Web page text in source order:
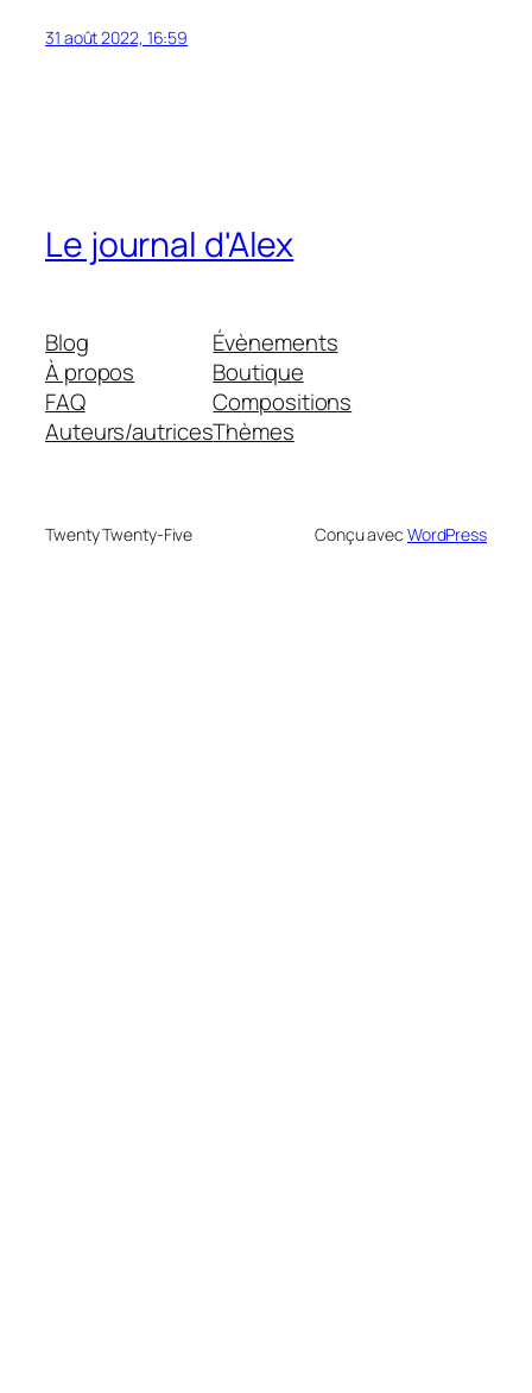
31 août 2022, 16:59
Le journal d'Alex
Blog
À propos
FAQ
Auteurs/autrices
Évènements
Boutique
Compositions
Thèmes
Twenty Twenty-Five Conçu avec WordPress